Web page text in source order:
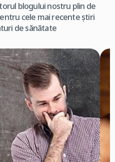
blogului nostru plin de
cele mai recente știri
de sănătate